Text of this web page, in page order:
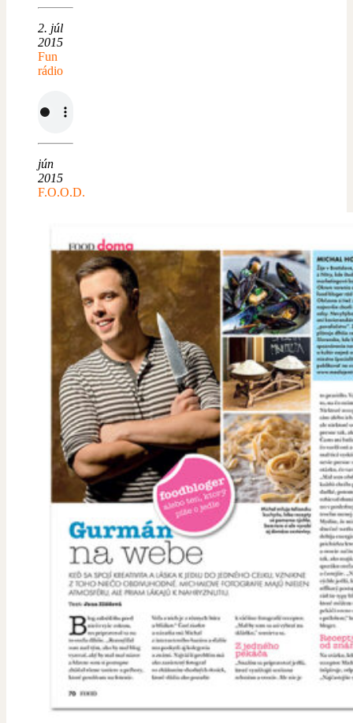
2. júl
2015
Fun
rádio
jún
2015
F.O.O.D.